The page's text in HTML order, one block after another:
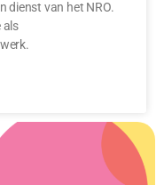
dienst van het NRO.
als